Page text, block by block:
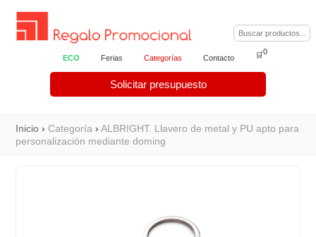
ECO Ferias Categorías Contacto
Solicitar presupuesto
🛒0
Inicio ›Categoría ›ALBRIGHT. Llavero de metal y PU apto para
personalización mediante doming